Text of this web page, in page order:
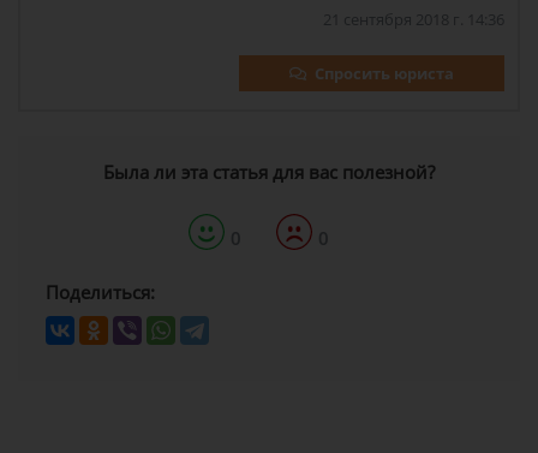
21 сентября 2018 г. 14:36
Спросить юриста
Была ли эта статья для вас полезной?
0 0
Поделиться: